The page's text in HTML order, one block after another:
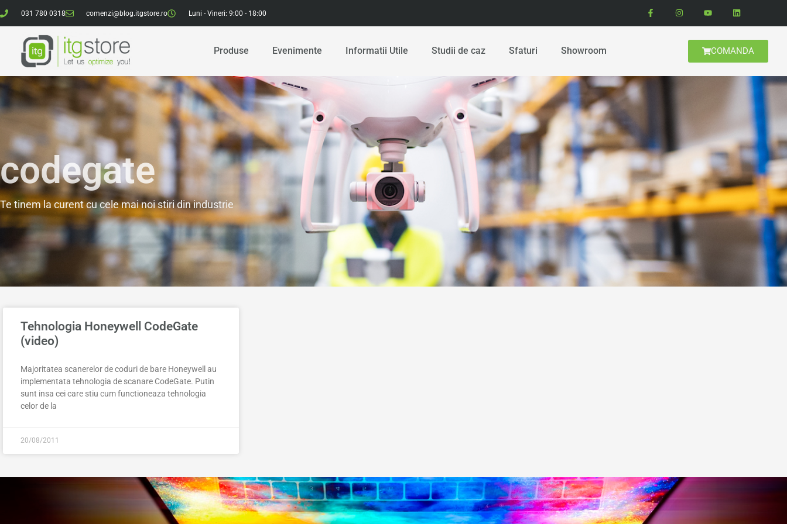
031 780 0318 comenzi@blog.itgstore.ro Luni - Vineri: 9:00 - 18:00
Produse Evenimente Informatii Utile Studii de caz Sfaturi Showroom COMANDA
codegate
Te tinem la curent cu cele mai noi stiri din industrie
Tehnologia Honeywell CodeGate
(video)
Majoritatea scanerelor de coduri de bare Honeywell au
implementata tehnologia de scanare CodeGate. Putin
sunt insa cei care stiu cum functioneaza tehnologia
celor de la
20/08/2011